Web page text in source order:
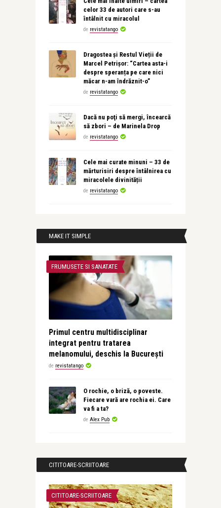
celor 33 de autori care s-au
întâlnit cu miracolul
de revistatango
Dragostea și Restul Vieții de
Marcel Petrișor: “Cartea asta-i
despre speranța pe care nici
măcar n-am îndrăznit-o”
de revistatango
Dacă nu poţi să mergi, încearcă
să zbori – de Marinela Drop
de revistatango
Cele mai curate minuni – 33 de
mărturisiri despre întâlnirea cu
miracolele divinității
de revistatango
MAKE IT SIMPLE
FRUMUSETE SI SANATATE
Primul centru multidisciplinar
integrat pentru tratarea
melanomului, deschis la București
de revistatango
O rochie, o briză, o poveste.
Fiecare vară are rochia ei. Care
va fi a ta?
de Alex Pub
CITITOARE-SCRIITOARE
CITITOARE-SCRIITOARE